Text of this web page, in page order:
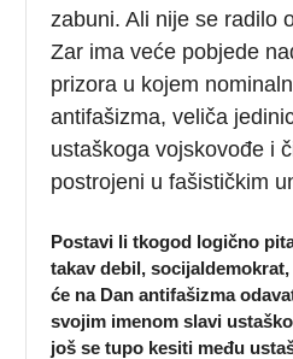
zabuni. Ali nije se radilo
Zar ima veće pobjede
prizora u kojem
antifašizma, veliča
ustaškoga vojskovođe i
postrojeni u fašističkim
Postavi li tkogod logično
takav debil,
će na Dan antifašizma
svojim imenom slavi
još se tupo kesiti među